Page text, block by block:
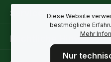
Service-Hotline
Rechtliche Hinweise
Diese Website
bestmögliche
Mehr
Nur